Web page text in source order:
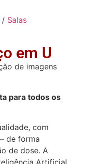
/ Salas
em U
de imagens
para todos os
com
de forma
de dose. A